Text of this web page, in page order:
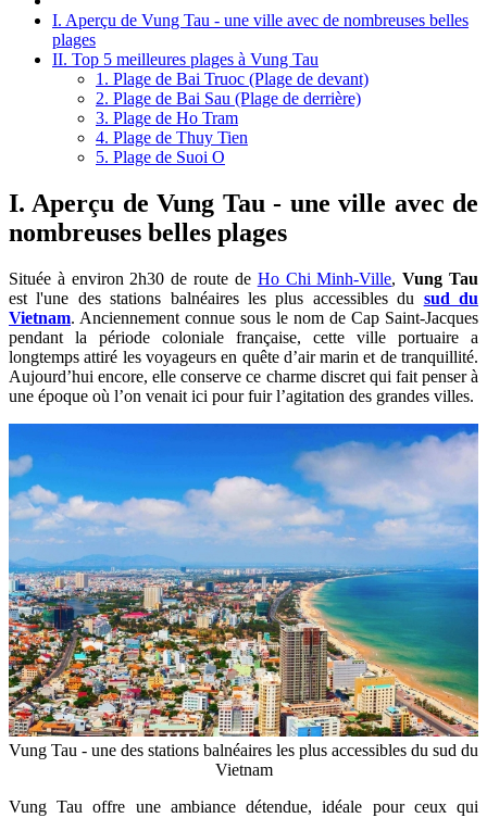
I. Aperçu de Vung Tau - une ville avec de nombreuses belles
plages
II. Top 5 meilleures plages à Vung Tau
1. Plage de Bai Truoc (Plage de devant)
2. Plage de Bai Sau (Plage de derrière)
3. Plage de Ho Tram
4. Plage de Thuy Tien
5. Plage de Suoi O
I. Aperçu de Vung Tau - une ville avec de
nombreuses belles plages
Située à environ 2h30 de route de Ho Chi Minh-Ville,Vung Tau
est l'une des stations balnéaires les plus accessibles du sud du
Vietnam. Anciennement connue sous le nom de Cap Saint-Jacques
pendant la période coloniale française, cette ville portuaire a
longtemps attiré les voyageurs en quête d’air marin et de tranquillité.
Aujourd’hui encore, elle conserve ce charme discret qui fait penser à
une époque où l’on venait ici pour fuir l’agitation des grandes villes.
Vung Tau - une des stations balnéaires les plus accessibles du sud du
Vietnam
Vung Tau offre une ambiance détendue, idéale pour ceux qui